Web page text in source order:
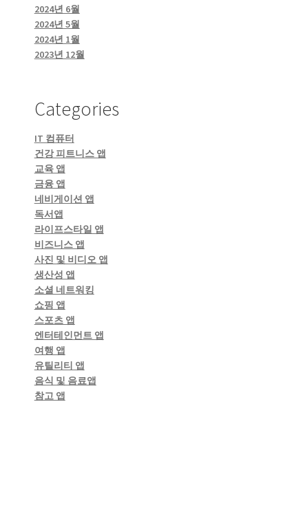
2024년 6월
2024년 5월
2024년 1월
2023년 12월
Categories
IT 컴퓨터
건강 피트니스 앱
교육 앱
금융 앱
네비게이션 앱
독서앱
라이프스타일 앱
비즈니스 앱
사진 및 비디오 앱
생산성 앱
소셜 네트워킹
쇼핑 앱
스포츠 앱
엔터테인먼트 앱
여행 앱
유틸리티 앱
음식 및 음료앱
참고 앱